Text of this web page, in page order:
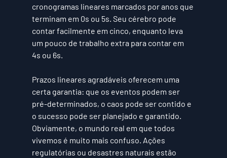
cronogramas lineares marcados por anos que
terminam em 0s ou 5s. Seu cérebro pode
contar facilmente em cinco, enquanto leva
um pouco de trabalho extra para contar em
4s ou 6s.
Prazos lineares agradáveis oferecem uma
certa garantia: que os eventos podem ser
pré-determinados, o caos pode ser contido e
o sucesso pode ser planejado e garantido.
Obviamente, o mundo real em que todos
vivemos é muito mais confuso. Ações
regulatórias ou desastres naturais estão